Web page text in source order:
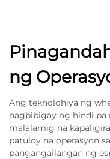
ng
Ang teknolohiya ng
nagbibigay ng hindi pa
malalamig na
patuloy na operasyon
pangangailangan ng